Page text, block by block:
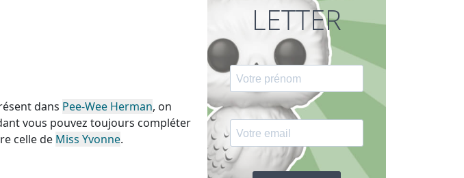
dans Pee-Wee Herman, on
vous pouvez toujours compléter
celle de Miss Yvonne.
LETTER